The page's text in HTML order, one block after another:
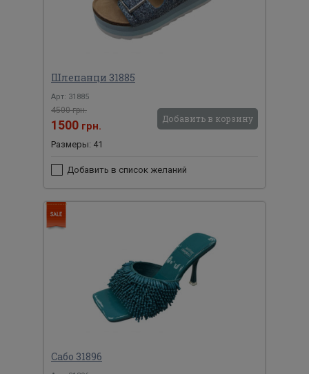
Шлепанци 31885
Арт: 31885
4500 грн.
1500 грн.
Добавить в корзину
Размеры: 41
Добавить в список желаний
Сабо 31896